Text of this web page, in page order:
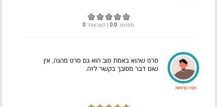
ממוצע: 0.0 | הצבעות: 0
אקירה קורוסאווה
סרט שהוא באמת טוב הוא גם סרט מהנה, אין
שום דבר מסובך בקשר לזה.